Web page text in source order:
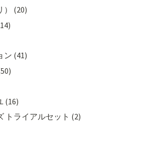
） (20)
ン (41)
(16)
トライアルセット (2)